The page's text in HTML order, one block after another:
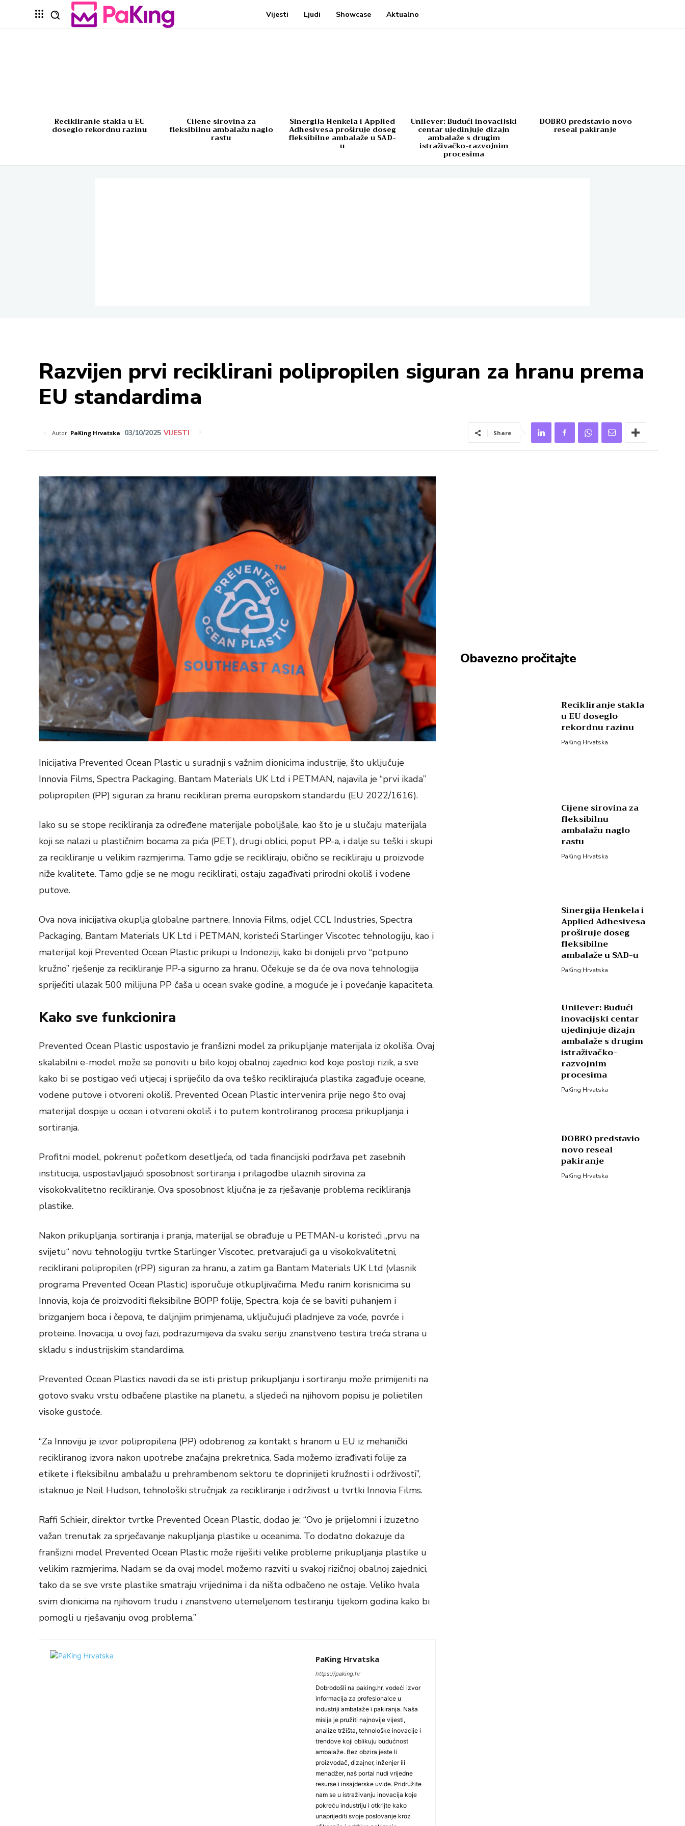
Vijesti Ljudi Showcase Aktualno
Recikliranje stakla u EU
doseglo rekordnu razinu
Cijene sirovina za
fleksibilnu ambalažu naglo
rastu
Sinergija Henkela i Applied
Adhesivesa proširuje doseg
fleksibilne ambalaže u SAD-
u
Unilever: Budući inovacijski
centar ujedinjuje dizajn
ambalaže s drugim
istraživačko-razvojnim
procesima
DOBRO predstavio novo
reseal pakiranje
Razvijen prvi reciklirani polipropilen siguran za hranu prema
EU standardima
Autor: PaKing Hrvatska 03/10/2025 VIJESTI Share
Inicijativa Prevented Ocean Plastic u suradnji s važnim dionicima industrije, što uključuje
Innovia Films, Spectra Packaging, Bantam Materials UK Ltd i PETMAN, najavila je “prvi ikada”
polipropilen (PP) siguran za hranu recikliran prema europskom standardu (EU 2022/1616).
Iako su se stope recikliranja za određene materijale poboljšale, kao što je u slučaju materijala
koji se nalazi u plastičnim bocama za pića (PET), drugi oblici, poput PP-a, i dalje su teški i skupi
za recikliranje u velikim razmjerima. Tamo gdje se recikliraju, obično se recikliraju u proizvode
niže kvalitete. Tamo gdje se ne mogu reciklirati, ostaju zagađivati ​​prirodni okoliš i vodene
putove.
Ova nova inicijativa okuplja globalne partnere, Innovia Films, odjel CCL Industries, Spectra
Packaging, Bantam Materials UK Ltd i PETMAN, koristeći Starlinger Viscotec tehnologiju, kao i
materijal koji Prevented Ocean Plastic prikupi u Indoneziji, kako bi donijeli prvo “potpuno
kružno” rješenje za recikliranje PP-a sigurno za hranu. Očekuje se da će ova nova tehnologija
spriječiti ulazak 500 milijuna PP čaša u ocean svake godine, a moguće je i povećanje kapaciteta.
Kako sve funkcionira
Prevented Ocean Plastic uspostavio je franšizni model za prikupljanje materijala iz okoliša. Ovaj
skalabilni e-model može se ponoviti u bilo kojoj obalnoj zajednici kod koje postoji rizik, a sve
kako bi se postigao veći utjecaj i spriječilo da ova teško reciklirajuća plastika zagađuje oceane,
vodene putove i otvoreni okoliš. Prevented Ocean Plastic intervenira prije nego što ovaj
materijal dospije u ocean i otvoreni okoliš i to putem kontroliranog procesa prikupljanja i
sortiranja.
Profitni model, pokrenut početkom desetljeća, od tada financijski podržava pet zasebnih
institucija, uspostavljajući sposobnost sortiranja i prilagodbe ulaznih sirovina za
visokokvalitetno recikliranje. Ova sposobnost ključna je za rješavanje problema recikliranja
plastike.
Nakon prikupljanja, sortiranja i pranja, materijal se obrađuje u PETMAN-u koristeći „prvu na
svijetu“ novu tehnologiju tvrtke Starlinger Viscotec, pretvarajući ga u visokokvalitetni,
reciklirani polipropilen (rPP) siguran za hranu, a zatim ga Bantam Materials UK Ltd (vlasnik
programa Prevented Ocean Plastic) isporučuje otkupljivačima. Među ranim korisnicima su
Innovia, koja će proizvoditi fleksibilne BOPP folije, Spectra, koja će se baviti puhanjem i
brizganjem boca i čepova, te daljnjim primjenama, uključujući pladnjeve za voće, povrće i
proteine. Inovacija, u ovoj fazi, podrazumijeva da svaku seriju znanstveno testira treća strana u
skladu s industrijskim standardima.
Prevented Ocean Plastics navodi da se isti pristup prikupljanju i sortiranju može primijeniti na
gotovo svaku vrstu odbačene plastike na planetu, a sljedeći na njihovom popisu je polietilen
visoke gustoće.
“Za Innoviju je izvor polipropilena (PP) odobrenog za kontakt s hranom u EU iz mehanički
recikliranog izvora nakon upotrebe značajna prekretnica. Sada možemo izrađivati ​​folije za
etikete i fleksibilnu ambalažu u prehrambenom sektoru te doprinijeti kružnosti i održivosti”,
istaknuo je Neil Hudson, tehnološki stručnjak za recikliranje i održivost u tvrtki Innovia Films.
Raffi Schieir, direktor tvrtke Prevented Ocean Plastic, dodao je: “Ovo je prijelomni i izuzetno
važan trenutak za sprječavanje nakupljanja plastike u oceanima. To dodatno dokazuje da
franšizni model Prevented Ocean Plastic može riješiti velike probleme prikupljanja plastike u
velikim razmjerima. Nadam se da ovaj model možemo razviti u svakoj rizičnoj obalnoj zajednici,
tako da se sve vrste plastike smatraju vrijednima i da ništa odbačeno ne ostaje. Veliko hvala
svim dionicima na njihovom trudu i znanstveno utemeljenom testiranju tijekom godina kako bi
pomogli u rješavanju ovog problema.”
PaKing Hrvatska
https://paking.hr
Dobrodošli na paking.hr, vodeći izvor
informacija za profesionalce u
industriji ambalaže i pakiranja. Naša
misija je pružiti najnovije vijesti,
analize tržišta, tehnološke inovacije i
trendove koji oblikuju budućnost
ambalaže. Bez obzira jeste li
proizvođač, dizajner, inženjer ili
menadžer, naš portal nudi vrijedne
resurse i insajderske uvide. Pridružite
nam se u istraživanju inovacija koje
pokreću industriju i otkrijte kako
unaprijediti svoje poslovanje kroz
Obavezno pročitajte
Recikliranje stakla
u EU doseglo
rekordnu razinu
PaKing Hrvatska
Cijene sirovina za
fleksibilnu
ambalažu naglo
rastu
PaKing Hrvatska
Sinergija Henkela i
Applied Adhesivesa
proširuje doseg
fleksibilne
ambalaže u SAD-u
PaKing Hrvatska
Unilever: Budući
inovacijski centar
ujedinjuje dizajn
ambalaže s drugim
istraživačko-
razvojnim
procesima
PaKing Hrvatska
DOBRO predstavio
novo reseal
pakiranje
PaKing Hrvatska